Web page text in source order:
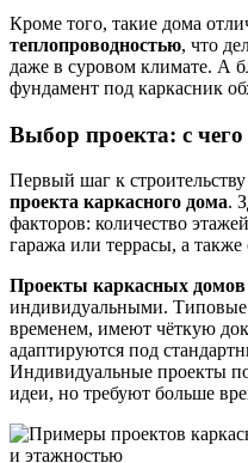
Кроме того, такие дома
теплопроводностью, что
даже в суровом климате. А
фундамент под каркасник
Выбор проекта: с чего
Первый шаг к
проекта каркасного дома.
факторов: количество
гаража или террасы, а также
Проекты каркасных домов
индивидуальными.
временем, имеют чёткую
адаптируются под
Индивидуальные проекты
идеи, но требуют больше